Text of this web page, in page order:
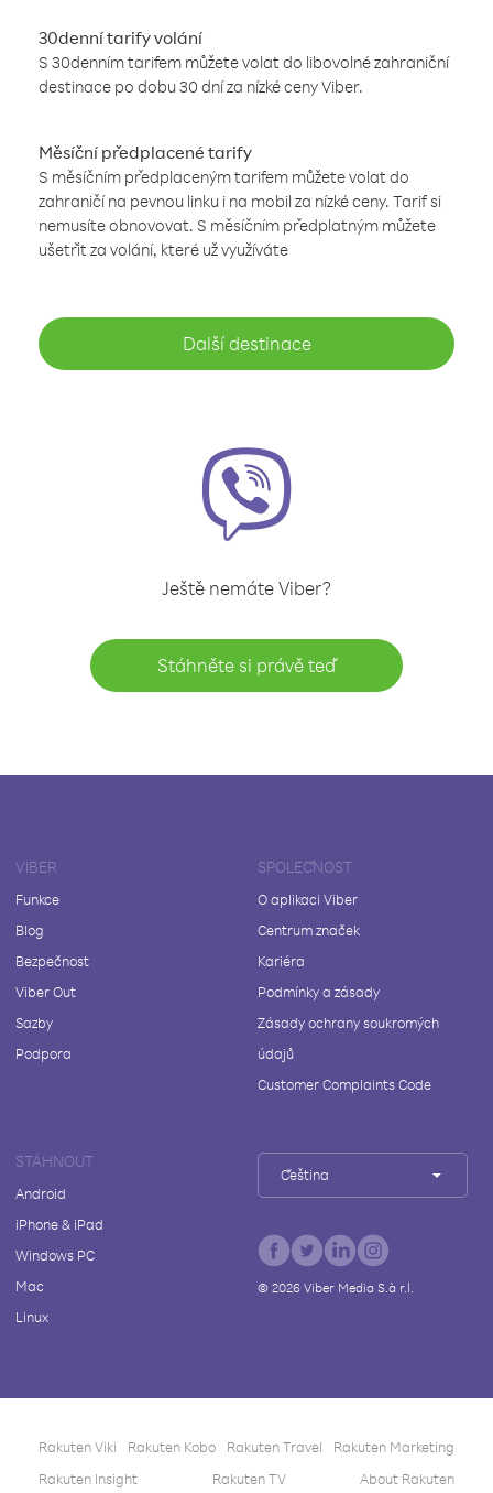
30denní tarify volání
S 30denním tarifem můžete volat do libovolné zahraniční
destinace po dobu 30 dní za nízké ceny Viber.
Měsíční předplacené tarify
S měsíčním předplaceným tarifem můžete volat do
zahraničí na pevnou linku i na mobil za nízké ceny. Tarif si
nemusíte obnovovat. S měsíčním předplatným můžete
ušetřit za volání, které už využíváte
Další destinace
Ještě nemáte Viber?
Stáhněte si právě teď
VIBER
Funkce
Blog
Bezpečnost
Viber Out
Sazby
Podpora
SPOLEČNOST
O aplikaci Viber
Centrum značek
Kariéra
Podmínky a zásady
Zásady ochrany soukromých
údajů
Customer Complaints Code
STÁHNOUT
Android
iPhone & iPad
Windows PC
Mac
Linux
Čeština
© 2026Viber Media S.à r.l.
Rakuten Viki Rakuten Kobo Rakuten Travel
Rakuten Marketing
Rakuten Insight
Rakuten TV About Rakuten